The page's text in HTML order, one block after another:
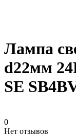
Лампа
d22мм
SE
0
Нет отзывов